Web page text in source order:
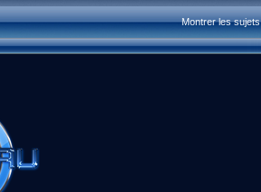
Montrer les